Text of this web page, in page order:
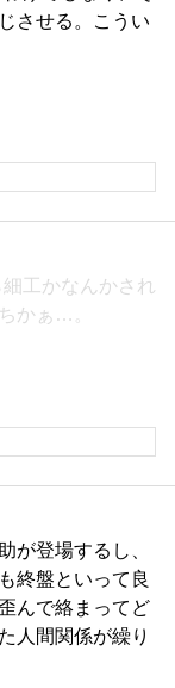
させる。こうい
工かなんかされ
かぁ…。
が登場するし、
終盤といって良
んで絡まってど
人間関係が繰り